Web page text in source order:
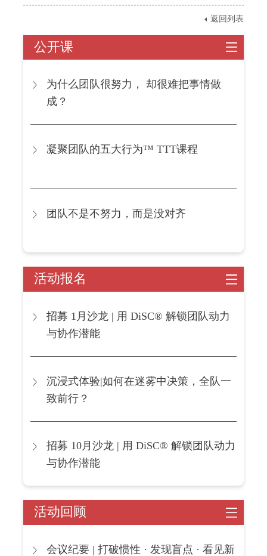
返回列表
公开课
为什么团队很努力， 却很难把事情做
成？
凝聚团队的五大行为™ TTT课程
团队不是不努力，而是没对齐
活动报名
招募 1月沙龙 | 用 DiSC® 解锁团队动力
与协作潜能
沉浸式体验|如何在迷雾中决策，全队一
致前行？
招募 10月沙龙 | 用 DiSC® 解锁团队动力
与协作潜能
活动回顾
会议纪要 | 打破惯性 · 发现盲点 · 看见新